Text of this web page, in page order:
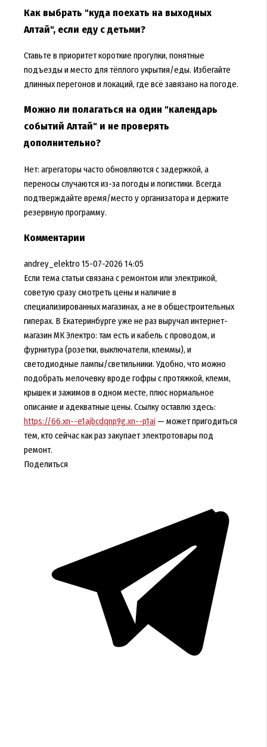
Как выбрать "куда поехать на выходных
Алтай", если еду с детьми?
Ставьте в приоритет короткие прогулки, понятные
подъезды и место для тёплого укрытия/еды. Избегайте
длинных перегонов и локаций, где всё завязано на погоде.
Можно ли полагаться на один "календарь
событий Алтай" и не проверять
дополнительно?
Нет: агрегаторы часто обновляются с задержкой, а
переносы случаются из-за погоды и логистики. Всегда
подтверждайте время/место у организатора и держите
резервную программу.
Комментарии
andrey_elektro 15-07-2026 14:05
Если тема статьи связана с ремонтом или электрикой,
советую сразу смотреть цены и наличие в
специализированных магазинах, а не в общестроительных
гиперах. В Екатеринбурге уже не раз выручал интернет-
магазин МК Электро: там есть и кабель с проводом, и
фурнитура (розетки, выключатели, клеммы), и
светодиодные лампы/светильники. Удобно, что можно
подобрать мелочевку вроде гофры с протяжкой, клемм,
крышек и зажимов в одном месте, плюс нормальное
описание и адекватные цены. Ссылку оставлю здесь:
https://66.xn--e1ajbcdqnp9g.xn--p1ai — может пригодиться
тем, кто сейчас как раз закупает электротовары под
ремонт.
Поделиться